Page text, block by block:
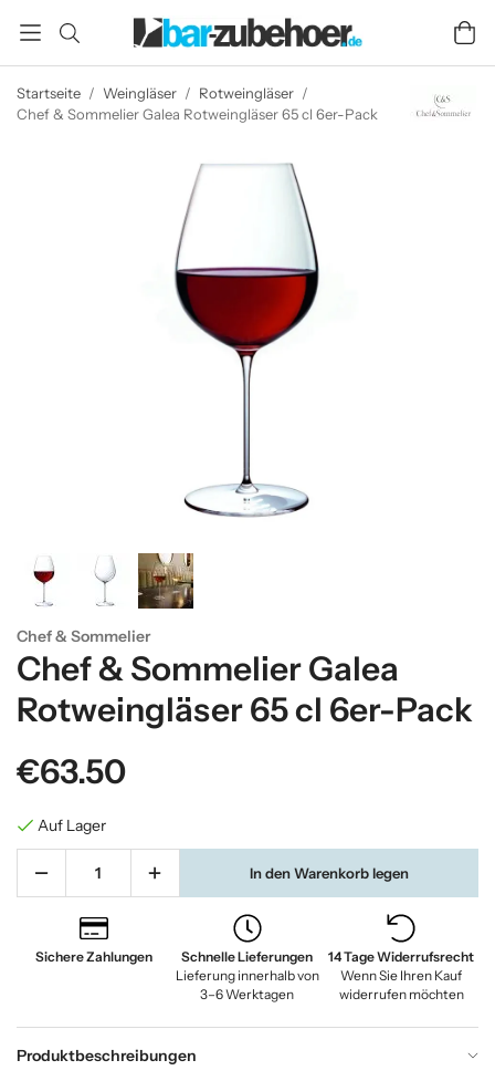
Startseite / Weingläser / Rotweingläser /
Chef & Sommelier Galea Rotweingläser 65 cl 6er-Pack
Chef & Sommelier
Chef & Sommelier Galea
Rotweingläser 65 cl 6er-Pack
€63.50
Auf Lager
In den Warenkorb legen
Sichere Zahlungen
Schnelle Lieferungen
Lieferung innerhalb von
3–6 Werktagen
14 Tage Widerrufsrecht
Wenn Sie Ihren Kauf
widerrufen möchten
Produktbeschreibungen